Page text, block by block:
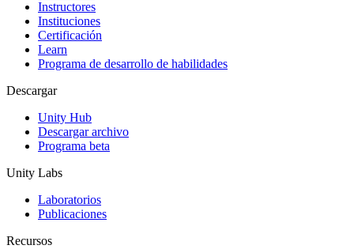
Juegos XR
Lanza juegos XR en múltiples plataformas
Juegos multijugador
Instructores
Instituciones
Certificación
Learn
Programa de desarrollo de habilidades
Descargar
Unity Hub
Descargar archivo
Programa beta
Unity Labs
Laboratorios
Publicaciones
Recursos